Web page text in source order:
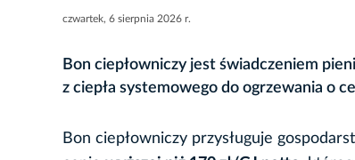
czwartek, 6 sierpnia 2026 r.
Bon ciepłowniczy jest świadczeniem
z ciepła systemowego do ogrzewania o
Bon ciepłowniczy przysługuje